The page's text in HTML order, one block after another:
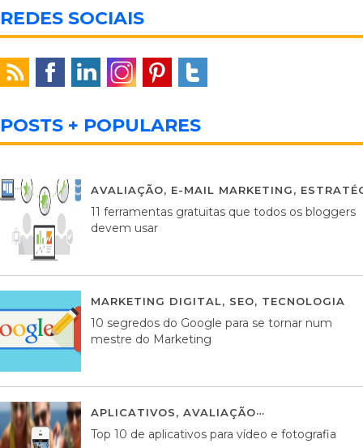
REDES SOCIAIS
POSTS + POPULARES
AVALIAÇÃO, E-MAIL MARKETING,
11 ferramentas gratuitas que todos os bloggers
devem usar
MARKETING DIGITAL, SEO, TECNOLOGIA
10 segredos do Google para se tornar num
mestre do Marketing
APLICATIVOS, AVALIAÇÃO
Top 10 de aplicativos para vídeo e fotografia